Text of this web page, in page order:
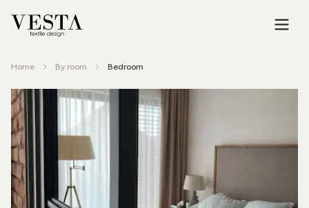
Home By room Bedroom